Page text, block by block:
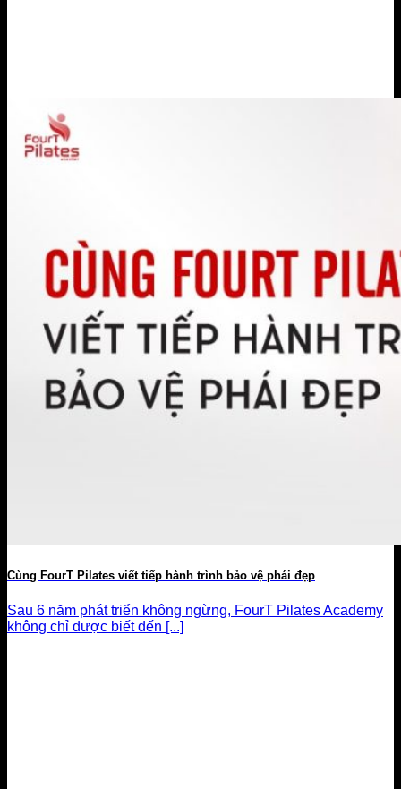
Cùng FourT Pilates viết tiếp hành trình bảo vệ phái đẹp
Sau 6 năm phát triển không ngừng, FourT Pilates Academy
không chỉ được biết đến [...]